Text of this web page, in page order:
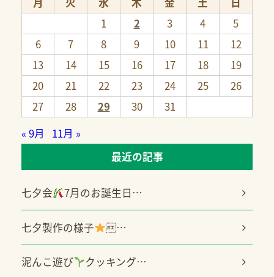
1
2 3 4
5
6
7 8 9 10 11
12
13
14 15 16 17 18
19
20
21 22 23 24 25
26
27
28 29 30
31
« 9月
11月 »
最近の記事
七夕会 7月のお誕生日…
七夕製作の様子 …
泥んこ遊び クッキング…